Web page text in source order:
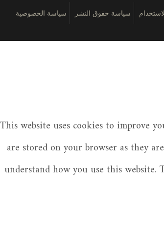
سياسة حقوق النشر سياسة الخصوصية
This website uses cookies to improve
are stored on your browser as they
understand how you use this